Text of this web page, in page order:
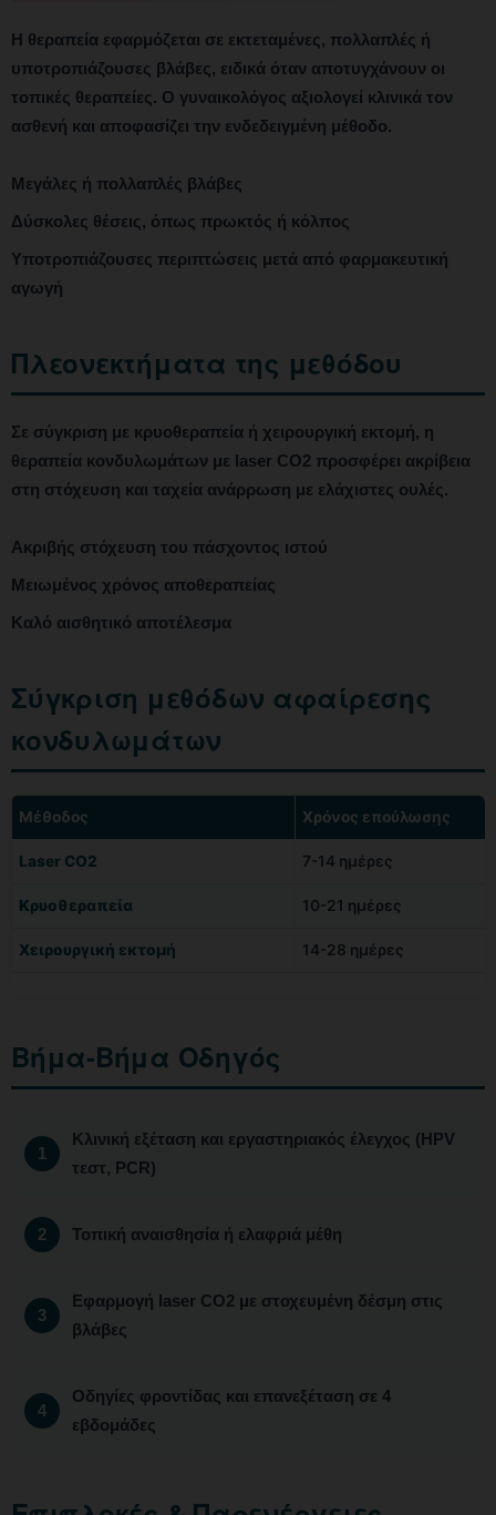
Η θεραπεία εφαρμόζεται σε εκτεταμένες, πολλαπλές ή
υποτροπιάζουσες βλάβες, ειδικά όταν αποτυγχάνουν οι
τοπικές θεραπείες. Ο γυναικολόγος αξιολογεί κλινικά τον
ασθενή και αποφασίζει την ενδεδειγμένη μέθοδο.
Μεγάλες ή πολλαπλές βλάβες
Δύσκολες θέσεις, όπως πρωκτός ή κόλπος
Υποτροπιάζουσες περιπτώσεις μετά από φαρμακευτική
αγωγή
Πλεονεκτήματα της μεθόδου
Σε σύγκριση με κρυοθεραπεία ή χειρουργική εκτομή, η
θεραπεία κονδυλωμάτων με laser CO2 προσφέρει ακρίβεια
στη στόχευση και ταχεία ανάρρωση με ελάχιστες ουλές.
Ακριβής στόχευση του πάσχοντος ιστού
Μειωμένος χρόνος αποθεραπείας
Καλό αισθητικό αποτέλεσμα
Σύγκριση μεθόδων αφαίρεσης
κονδυλωμάτων
Μέθοδος Χρόνος επούλωσης
Laser CO2 7-14 ημέρες
Κρυοθεραπεία 10-21 ημέρες
Χειρουργική εκτομή 14-28 ημέρες
Βήμα-Βήμα Οδηγός
Κλινική εξέταση και εργαστηριακός έλεγχος (HPV
τεστ, PCR)
Τοπική αναισθησία ή ελαφριά μέθη
Εφαρμογή laser CO2 με στοχευμένη δέσμη στις
βλάβες
Οδηγίες φροντίδας και επανεξέταση σε 4
εβδομάδες